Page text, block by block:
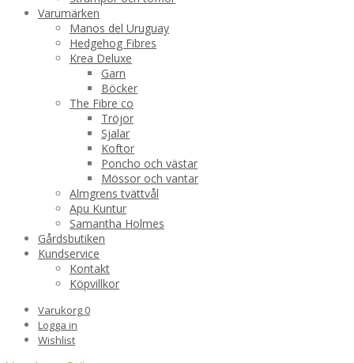
Varumärken
Manos del Uruguay
Hedgehog Fibres
Krea Deluxe
Garn
Böcker
The Fibre co
Tröjor
Sjalar
Koftor
Poncho och västar
Mössor och vantar
Almgrens tvättvål
Apu Kuntur
Samantha Holmes
Gårdsbutiken
Kundservice
Kontakt
Köpvillkor
Varukorg 0
Logga in
Wishlist